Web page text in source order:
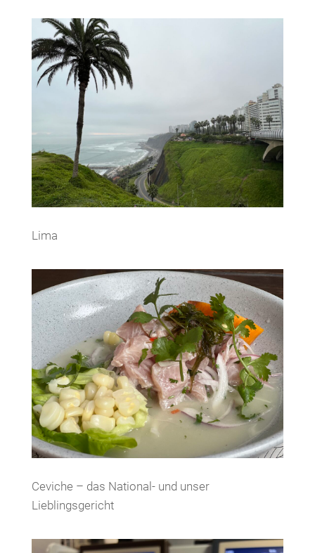
Lima
Ceviche – das National- und unser
Lieblingsgericht